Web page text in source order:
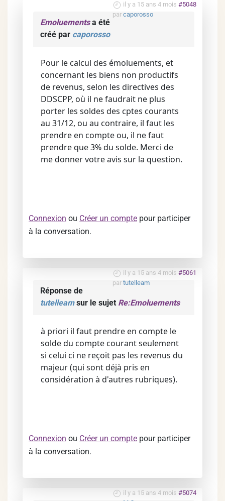
il y a 15 ans 4 mois #5048
par caporosso
Emoluementsa été
créé par caporosso
Pour le calcul des émoluements, et
concernant les biens non productifs
de revenus, selon les directives des
DDSCPP, où il ne faudrait ne plus
porter les soldes des cptes courants
au 31/12, ou au contraire, il faut les
prendre en compte ou, il ne faut
prendre que 3% du solde. Merci de
me donner votre avis sur la question.
Connexion ou Créer un compte pour participer
à la conversation.
il y a 15 ans 4 mois #5061
par tutelleam
Réponse de
tutelleamsur le sujet Re:Emoluements
à priori il faut prendre en compte le
solde du compte courant seulement
si celui ci ne reçoit pas les revenus du
majeur (qui sont déjà pris en
considération à d'autres rubriques).
Connexion ou Créer un compte pour participer
à la conversation.
il y a 15 ans 4 mois #5074